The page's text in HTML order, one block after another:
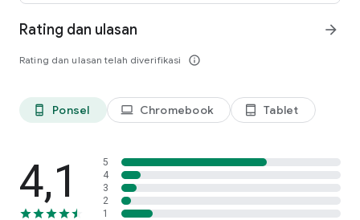
info+android@atm-plushome.com
Jangan sungkan untuk mengirim ke alamat di atas karena
bagian Review.
Kami tidak dapat memeriksa secara detil laporan pada kolom
kasih dan kami mohon kerjasama dari Anda.
Rating dan ulasan
Rating dan ulasan telah diverifikasi info_outline
arrow_forward
phone_android Ponsel laptop Chromebook tablet_android Tablet
4,1
5
4
3
2
1